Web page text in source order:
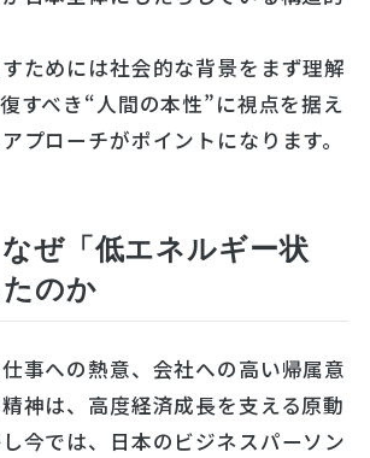
ためには社会的な背景をまず理解
すべき“人間の本性”に視点を据え
プローチがポイントになります。
ぜ「低エネルギー状
のか
事への熱意、会社への高い帰属意
神は、高度経済成長を支える原動
今では、日本のビジネスパーソン